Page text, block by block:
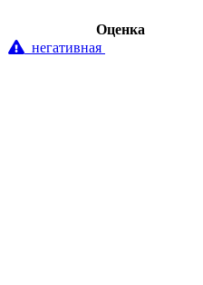
Oценка
негативная